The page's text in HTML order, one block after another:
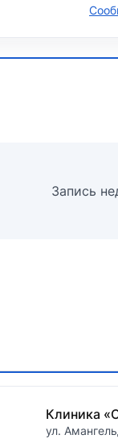
Запись
Клиника
ул.